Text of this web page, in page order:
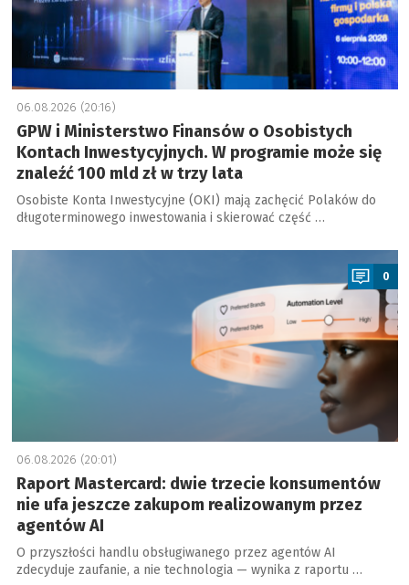
06.08.2026 (20:16)
GPW i Ministerstwo Finansów o Osobistych
Kontach Inwestycyjnych. W programie może się
znaleźć 100 mld zł w trzy lata
Osobiste Konta Inwestycyjne (OKI) mają zachęcić Polaków do
długoterminowego inwestowania i skierować część …
a
0
06.08.2026 (20:01)
Raport Mastercard: dwie trzecie konsumentów
nie ufa jeszcze zakupom realizowanym przez
agentów AI
O przyszłości handlu obsługiwanego przez agentów AI
zdecyduje zaufanie, a nie technologia — wynika z raportu …